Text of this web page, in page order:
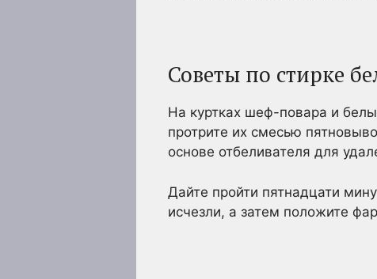
Советы по стирке
На куртках шеф-повара и
протрите их смесью
основе отбеливателя для
Дайте пройти пятнадцати
исчезли, а затем положите